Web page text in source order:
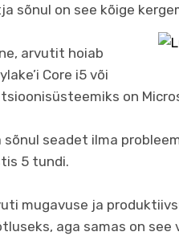
sõnul on see kõige
arvutit hoiab
Core i5 või
on
seadet ilma
5 tundi.
mugavuse ja
aga samas on see